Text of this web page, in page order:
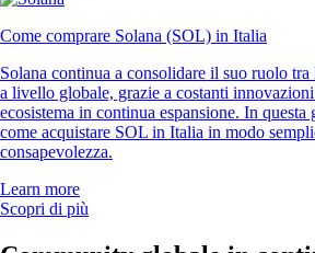
Come comprare Solana (SOL) in Italia
Solana continua a consolidare il suo ruolo
a livello globale, grazie a costanti
ecosistema in continua espansione. In
come acquistare SOL in Italia in modo
consapevolezza.
Learn more
Scopri di più